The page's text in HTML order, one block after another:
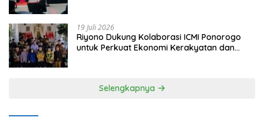
19 Juli 2026
Riyono Dukung Kolaborasi ICMI Ponorogo
untuk Perkuat Ekonomi Kerakyatan dan
Selengkapnya